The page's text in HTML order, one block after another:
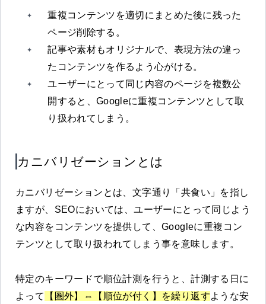
重複コンテンツを適切にまとめた後に残った
ページ削除する。
記事や素材もオリジナルで、表現方法の違っ
たコンテンツを作るよう心がける。
ユーザーにとって同じ内容のページを複数公
開すると、Googleに重複コンテンツとして取
り扱われてしまう。
カニバリゼーションとは
カニバリゼーションとは、文字通り「共食い」を指し
ますが、SEOにおいては、ユーザーにとって同じよう
な内容をコンテンツを提供して、Googleに重複コン
テンツとして取り扱われてしまう事を意味します。
特定のキーワードで順位計測を行うと、計測する日に
よって
【圏外】⇔【順位が付く】を繰り返すような安